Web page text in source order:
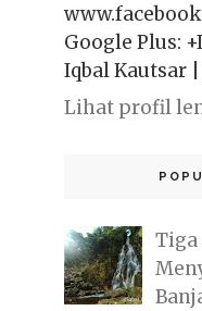
Google Plus:
Iqbal Kautsar |
Lihat profil
Tiga